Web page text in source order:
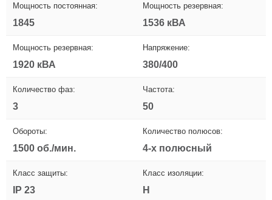
Мощность постоянная:
1845
Мощность резервная:
1536 кВА
Мощность резервная:
1920 кВА
Напряжение:
380/400
Количество фаз:
3
Частота:
50
Обороты:
1500 об./мин.
Количество полюсов:
4-х полюсный
Класс защиты:
IP 23
Класс изоляции:
H